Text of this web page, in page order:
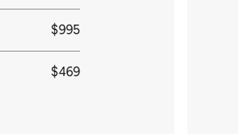
$995
$469